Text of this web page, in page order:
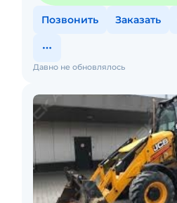
Позвонить Заказать
Давно не обновлялось